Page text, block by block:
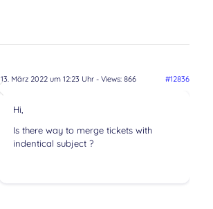
13. März 2022 um 12:23 Uhr- Views: 866 #12836
Hi,
Is there way to merge tickets with
indentical subject ?